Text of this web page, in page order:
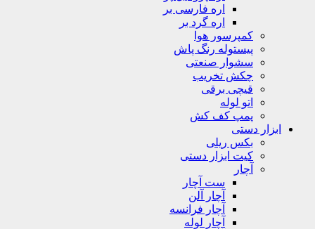
اره فارسی بر
اره گرد بر
کمپرسور هوا
پیستوله رنگ پاش
سشوار صنعتی
چکش تخریب
قیچی برقی
اتو لوله
پمپ کف کش
ابزار دستی
بکس ریلی
کیت ابزار دستی
آچار
ست آچار
آچار آلن
آچار فرانسه
آچار لوله